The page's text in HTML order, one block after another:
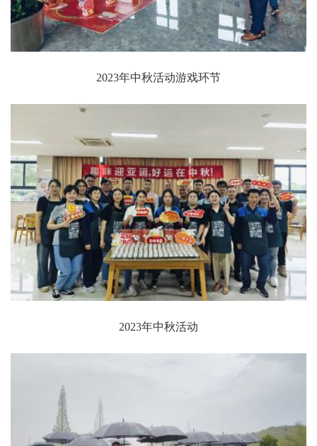
2023年中秋活动游戏环节
2023年中秋活动